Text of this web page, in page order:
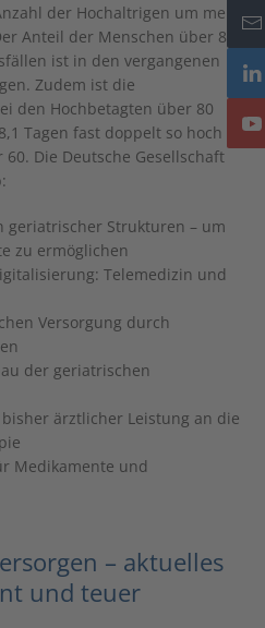
der Hochaltrigen um mehr
Anteil der Menschen über 80
ist in den vergangenen
Zudem ist die
den Hochbetagten über 80
Tagen fast doppelt so hoch
Die Deutsche Gesellschaft
geriatrischer Strukturen – um
zu ermöglichen
Telemedizin und
Versorgung durch
der geriatrischen
ärztlicher Leistung an die
Medikamente und
– aktuelles
und teuer